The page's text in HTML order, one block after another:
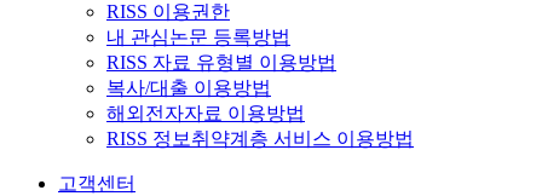
RISS 이용권한
내 관심논문 등록방법
RISS 자료 유형별 이용방법
복사/대출 이용방법
해외전자자료 이용방법
RISS 정보취약계층 서비스 이용방법
고객센터